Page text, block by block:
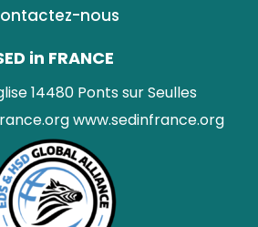
nous
in FRANCE
14480 Ponts sur Seulles
www.sedinfrance.org